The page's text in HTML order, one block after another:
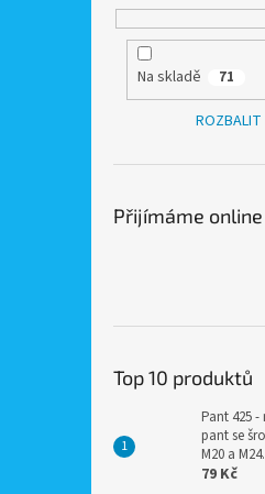
Na skladě 71
ROZBALIT
Přijímáme
Top 10 produktů
Pant 425
pant se
M20 a M24.
79 Kč